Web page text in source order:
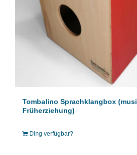
Tombalino Sprachklangbox
Früherziehung)
Ding verfügbar?